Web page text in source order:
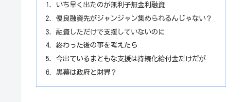
いち早く出たのが無利子無金利融資
優良融資先がジャンジャン集められるんじゃない？
融資しただけで支援していないのに
終わった後の事を考えたら
今出ているまともな支援は持続化給付金だけだが
黒幕は政府と財界？